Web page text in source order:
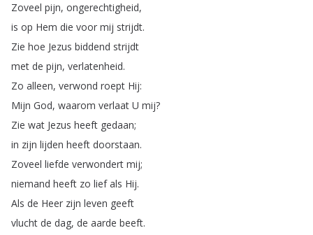
Zoveel pijn, ongerechtigheid,
is op Hem die voor mij strijdt.
Zie hoe Jezus biddend strijdt
met de pijn, verlatenheid.
Zo alleen, verwond roept Hij:
Mijn God, waarom verlaat U mij?
Zie wat Jezus heeft gedaan;
in zijn lijden heeft doorstaan.
Zoveel liefde verwondert mij;
niemand heeft zo lief als Hij.
Als de Heer zijn leven geeft
vlucht de dag, de aarde beeft.